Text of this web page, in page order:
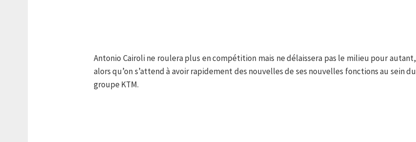
Antonio Cairoli ne roulera plus en compétition mais ne délaissera pas le milieu pour autant,
alors qu’on s’attend à avoir rapidement des nouvelles de ses nouvelles fonctions au sein du
groupe KTM.